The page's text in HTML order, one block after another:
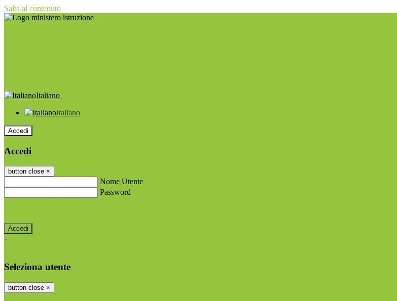
Salta al contenuto
Italiano
Italiano
Accedi
Accedi
button close ×
Nome Utente
Password
-
Seleziona utente
button close ×